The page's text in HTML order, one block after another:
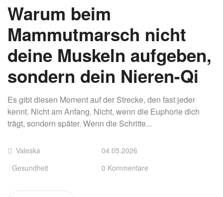
Warum beim
Mammutmarsch nicht
deine Muskeln aufgeben,
sondern dein Nieren-Qi
Es gibt diesen Moment auf der Strecke, den fast jeder
kennt. Nicht am Anfang. Nicht, wenn die Euphorie dich
trägt, sondern später. Wenn die Schritte...
Valeska
Gesundheit
04.05.2026
0 Kommentare